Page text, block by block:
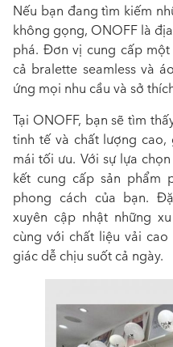
Nếu bạn đang tìm kiếm
không gọng, ONOFF là
phá. Đơn vị cung cấp
cả bralette seamless và
ứng mọi nhu cầu và sở
Tại ONOFF, bạn sẽ tìm
tinh tế và chất lượng
mái tối ưu. Với sự lựa
kết cung cấp sản phẩm
phong cách của bạn.
xuyên cập nhật những
cùng với chất liệu vải
giác dễ chịu suốt cả ngày.